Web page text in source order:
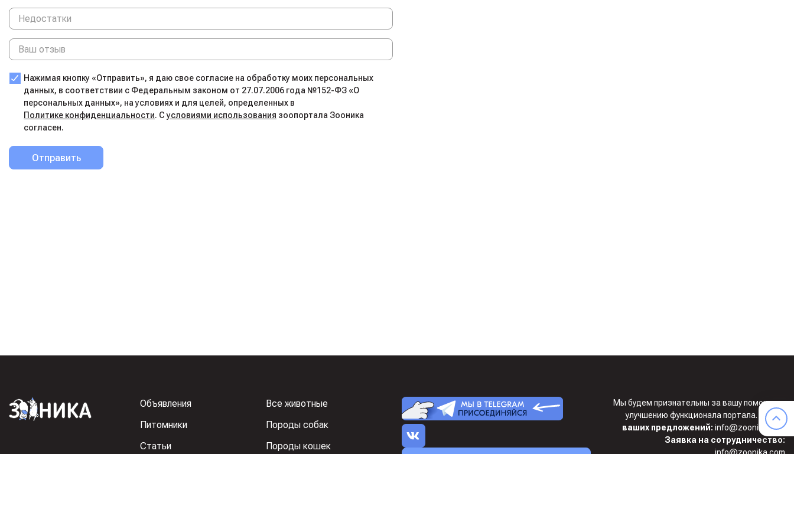
Нажимая кнопку «Отправить», я даю свое согласие на обработку моих персональных
данных, в соответствии с Федеральным законом от 27.07.2006 года №152-ФЗ «О
персональных данных», на условиях и для целей, определенных в
Политике конфиденциальности. Сусловиями использования зоопортала Зооника
согласен.
Отправить
Объявления
Все животные
Питомники
Породы собак
Статьи
Породы кошек
Мы будем признательны за вашу помощь по
улучшению функционала портала.
Ждем
ваших предложений: info@zoonika.com
Заявка на сотрудничество:
info@zoonika.com